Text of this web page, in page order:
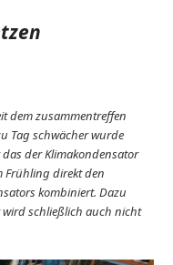
dem zusammentreffen
Tag schwächer wurde
der Klimakondensator
Frühling direkt den
kombiniert. Dazu
wird schließlich auch nicht